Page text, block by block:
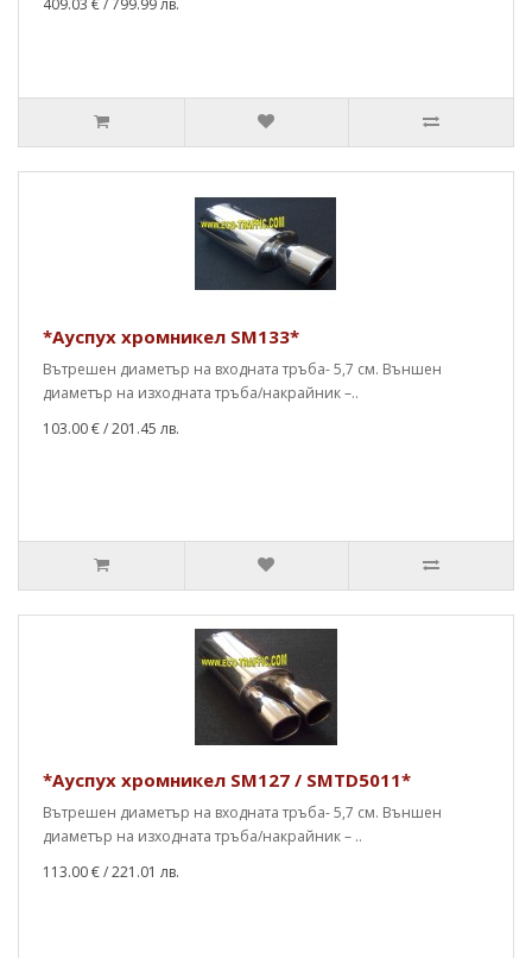
*Ауспух хромникел SM133*
Вътрешен диаметър на входната тръба- 5,7 см. Външен
диаметър на изходната тръба/накрайник –..
103.00 €/ 201.45 лв.
*Ауспух хромникел SM127 / SMTD5011*
Вътрешен диаметър на входната тръба- 5,7 см. Външен
диаметър на изходната тръба/накрайник – ..
113.00 €/ 221.01 лв.